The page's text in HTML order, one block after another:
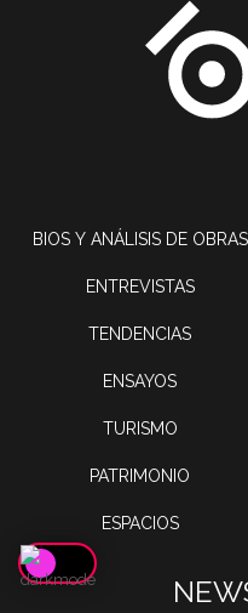
BIOS Y ANÁLISIS DE OBRAS
ENTREVISTAS
TENDENCIAS
ENSAYOS
TURISMO
PATRIMONIO
ESPACIOS